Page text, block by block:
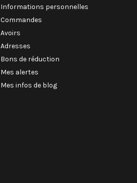
Informations personnelles
Commandes
Avoirs
Adresses
Bons de réduction
Mes alertes
Mes infos de blog